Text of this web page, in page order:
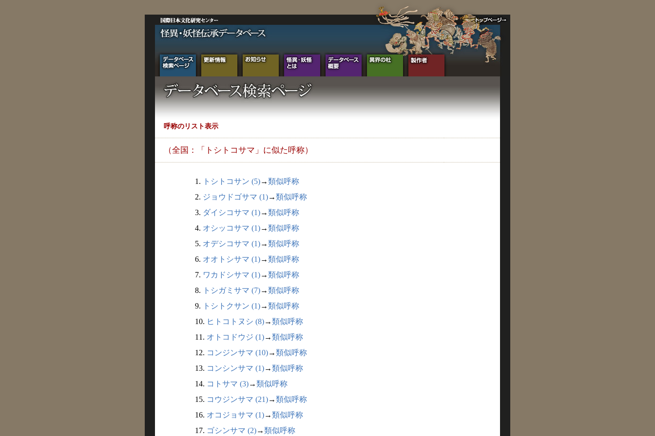
呼称のリスト表示
（全国：「トシトコサマ」に似た呼称）
1. トシトコサン (5)→類似呼称
2. ジョウドゴサマ (1)→類似呼称
3. ダイシコサマ (1)→類似呼称
4. オシッコサマ (1)→類似呼称
5. オデシコサマ (1)→類似呼称
6. オオトシサマ (1)→類似呼称
7. ワカドシサマ (1)→類似呼称
8.
トシガミサマ (7)→類似呼称
9.
トシトクサン (1)→類似呼称
10. ヒトコトヌシ (8)→類似呼称
11. オトコドウジ (1)→類似呼称
12. コンジンサマ (10)→類似呼称
13. コンシンサマ (1)→類似呼称
14. コトサマ (3)→類似呼称
15. コウジンサマ (21)→類似呼称
16. オコジョサマ (1)→類似呼称
17. ゴシンサマ (2)→類似呼称